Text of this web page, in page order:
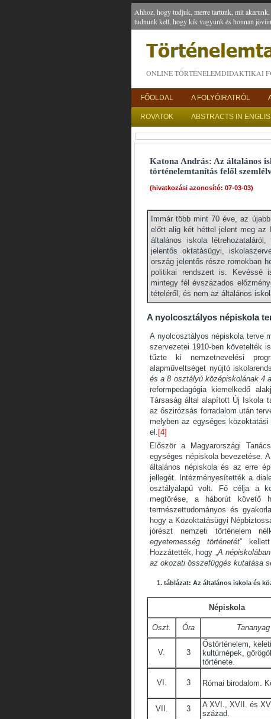
Ahhoz, hogy tudjuk, merre tartunk, mit akarunk,
tudnunk kell, hogy kik vagyunk és honnan
ONLINE TÖRTÉNELEMDIDAKTIKAI
FŐOLDAL A FOLYÓIRATRÓL
ROVATOK ABSTRACTS IN
Katona András: Az általános
történelemtanítás felől
(hivatkozási azonosító: 07-03-03)
Immár több mint 70 éve, az
előtt alig két héttel jelent meg az
általános iskola
jelentős oktatásügyi,
ország jelentős része romokban
politikai rendszert is. Kevéssé
mintegy fél évszázados
tételéről, és nem az általános
A nyolcosztályos népiskola
A nyolcosztályos népiskola terve
szervezetei 1910-ben követelték
tűzte ki nemzetnevelési
alapműveltséget nyújtó
és a 8 osztályú középiskolának 4
reformpedagógia kiemelkedő
Társaság által alapított Új Iskola
az őszirózsás forradalom után
melyben az egységes
el. [4]
Először a Magyarországi
egységes népiskola bevezetése.
általános népiskola és az erre
jellegét. Intézményesítették a
osztályalapú volt. Fő célja a
megtörése, a háborút követő
természettudományos és
hogy a Közoktatásügyi
jórészt nemzeti történelem
egyetemesség történetét”
Hozzátették, hogy „A
az okozati összefüggés kutatása
1. táblázat: Az általános iskola és
Népiskola
Oszt. Óra Tananyag
V. 3
Őstörténelem, keleti
kultúrnépek,
története.
VI. 3 Római birodalom.
VII.
3
A XVI., XVII. és
század.